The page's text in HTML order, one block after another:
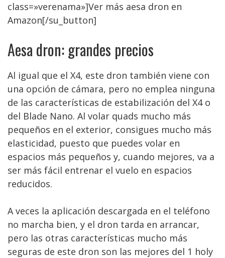
class=»verenama»]Ver más aesa dron en
Amazon[/su_button]
Aesa dron: grandes precios
Al igual que el X4, este dron también viene con
una opción de cámara, pero no emplea ninguna
de las características de estabilización del X4 o
del Blade Nano. Al volar quads mucho más
pequeños en el exterior, consigues mucho más
elasticidad, puesto que puedes volar en
espacios más pequeños y, cuando mejores, va a
ser más fácil entrenar el vuelo en espacios
reducidos.
A veces la aplicación descargada en el teléfono
no marcha bien, y el dron tarda en arrancar,
pero las otras características mucho más
seguras de este dron son las mejores del 1 holy